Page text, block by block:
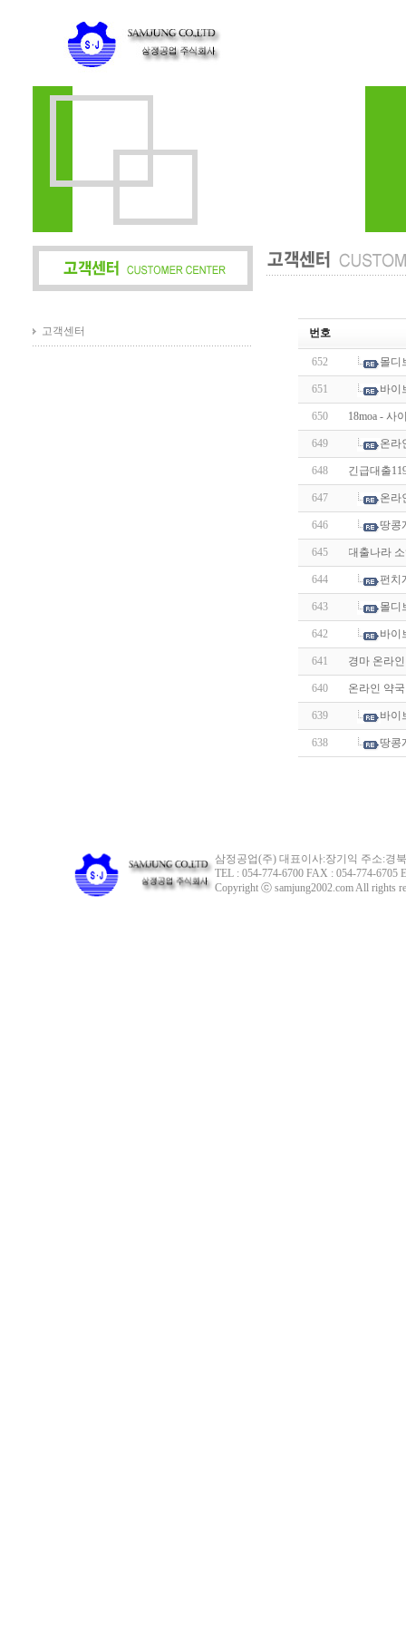
고객센터 번호
652 몰디
651 바이
650 18moa - 사
649 온라
648 긴급대출
647 온라
646 땅콩
645 대출나라
644 펀치
643 몰디
642 바이
641 경마 온라
640 온라인 약
639 바이
638 땅콩
삼정공업(주) 대표이사:장기익 주소:경
TEL : 054-774-6700 FAX : 054-774-6705
Copyright ⓒ samjung2002.com All rights